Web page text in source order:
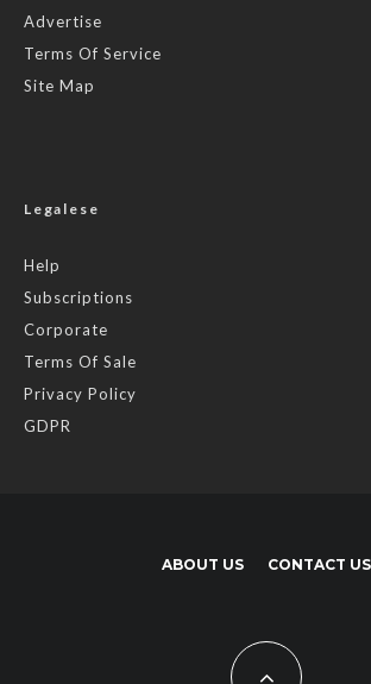
Advertise
Terms Of Service
Site Map
Legalese
Help
Subscriptions
Corporate
Terms Of Sale
Privacy Policy
GDPR
ABOUT US CONTACT US